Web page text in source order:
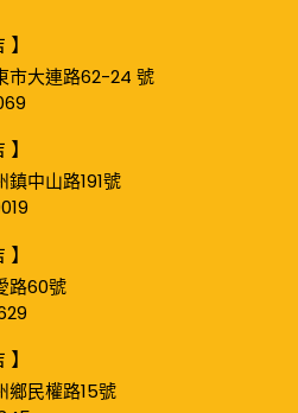
市大連路62-24 號
鎮中山路191號
路60號
鄉民權路15號